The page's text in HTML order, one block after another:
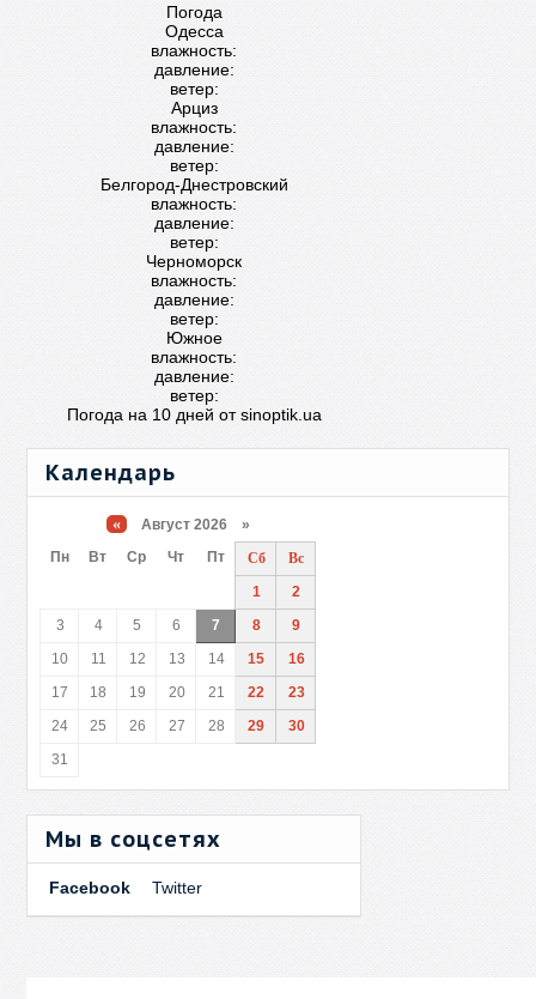
Погода
Одесса
влажность:
давление:
ветер:
Арциз
влажность:
давление:
ветер:
Белгород-Днестровский
влажность:
давление:
ветер:
Черноморск
влажность:
давление:
ветер:
Южное
влажность:
давление:
ветер:
Погода на 10 дней отsinoptik.ua
Календарь
« Август 2026 »
Пн
Вт Ср Чт Пт Сб
Вс
1
2
3
4 5 6 7 8
9
10
11 12 13 14 15
16
17
18 19 20 21 22
23
24
25 26 27 28 29
30
31
Мы в соцсетях
Facebook Twitter